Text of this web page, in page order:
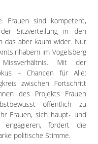
Frauen sind kompetent,
Sitzverteilung in den
das aber kaum wider. Nur
im Vogelsberg
Mit der
– Chancen für Alle:
zwischen Fortschritt
des Projekts Frauen
öffentlich zu
Frauen, sich haupt- und
fördert die
politische Stimme.